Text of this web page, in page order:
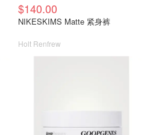
$140.00
NIKESKIMS Matte 紧身裤
Holt Renfrew